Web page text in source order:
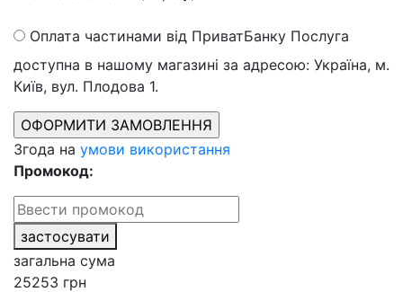
Оплата частинами від ПриватБанку Послуга
доступна в нашому магазині за адресою: Україна, м.
Київ, вул. Плодова 1.
Згода на умови використання
Промокод:
застосувати
загальна сума
25253 грн